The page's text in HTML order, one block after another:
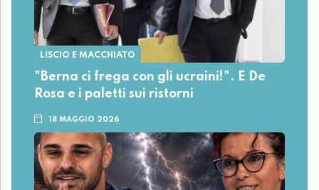
LISCIO E MACCHIATO
"Berna ci frega con gli ucraini!". E De
Rosa e i paletti sui ristorni
18 MAGGIO 2026